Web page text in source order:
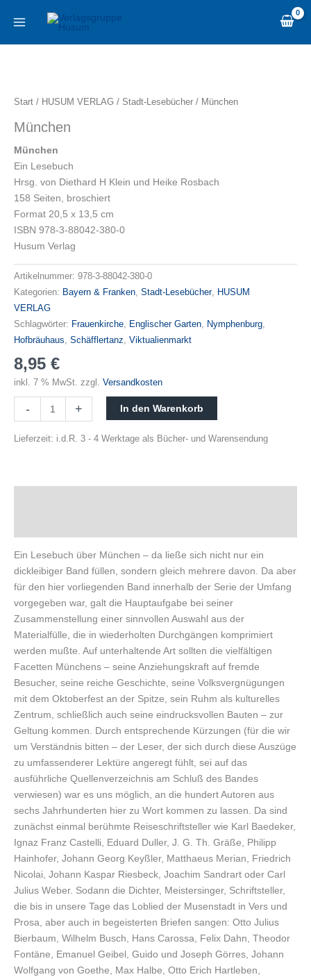
Inhalt
Start / HUSUM VERLAG / Stadt-Lesebücher / München
München
München
Ein Lesebuch
Hrsg. von Diethard H Klein und Heike Rosbach
158 Seiten, broschiert
Format 20,5 x 13,5 cm
ISBN 978-3-88042-380-0
Husum Verlag
Artikelnummer: 978-3-88042-380-0
Kategorien: Bayern & Franken, Stadt-Lesebücher, HUSUM
VERLAG
Schlagwörter: Frauenkirche, Englischer Garten, Nymphenburg,
Hofbräuhaus, Schäfflertanz, Viktualienmarkt
8,95 €
inkl. 7 % MwSt. zzgl. Versandkosten
- + In den Warenkorb
Lieferzeit: i.d.R. 3 - 4 Werktage als Bücher- und Warensendung
Ein Lesebuch über München – da ließe sich nicht nur ein
dickleibiger Band füllen, sondern gleich mehrere davon. Da aber
für den hier vorliegenden Band innerhalb der Serie der Umfang
vorgegeben war, galt die Hauptaufgabe bei seiner
Zusammenstellung einer sinnvollen Auswahl aus der
Materialfülle, die in wiederholten Durchgängen komprimiert
werden mußte. Auf unterhaltende Art sollten die vielfältigen
Facetten Münchens – seine Anziehungskraft auf fremde
Besucher, seine reiche Geschichte, seine Volksvergnügungen
mit dem Oktoberfest an der Spitze, sein Ruhm als kulturelles
Zentrum, schließlich auch seine eindrucksvollen Bauten – zur
Geltung kommen. Durch entsprechende Kürzungen (für die wir
um Verständnis bitten – der Leser, der sich durch diese Auszüge
zu umfassenderer Lektüre angeregt fühlt, sei auf das
ausführliche Quellenverzeichnis am Schluß des Bandes
verwiesen) war es uns möglich, an die hundert Autoren aus
sechs Jahrhunderten hier zu Wort kommen zu lassen. Da sind
zunächst einmal berühmte Reiseschriftsteller wie Karl Baedeker,
Ignaz Franz Castelli, Eduard Duller, J. G. Th. Gräße, Philipp
Hainhofer, Johann Georg Keyßler, Matthaeus Merian, Friedrich
Nicolai, Johann Kaspar Riesbeck, Joachim Sandrart oder Carl
Julius Weber. Sodann die Dichter, Meistersinger, Schriftsteller,
die bis in unsere Tage das Loblied der Musenstadt in Vers und
Prosa, aber auch in begeisterten Briefen sangen: Otto Julius
Bierbaum, Wilhelm Busch, Hans Carossa, Felix Dahn, Theodor
Fontäne, Emanuel Geibel, Guido und Joseph Görres, Johann
Wolfgang von Goethe, Max Halbe, Otto Erich Hartleben,